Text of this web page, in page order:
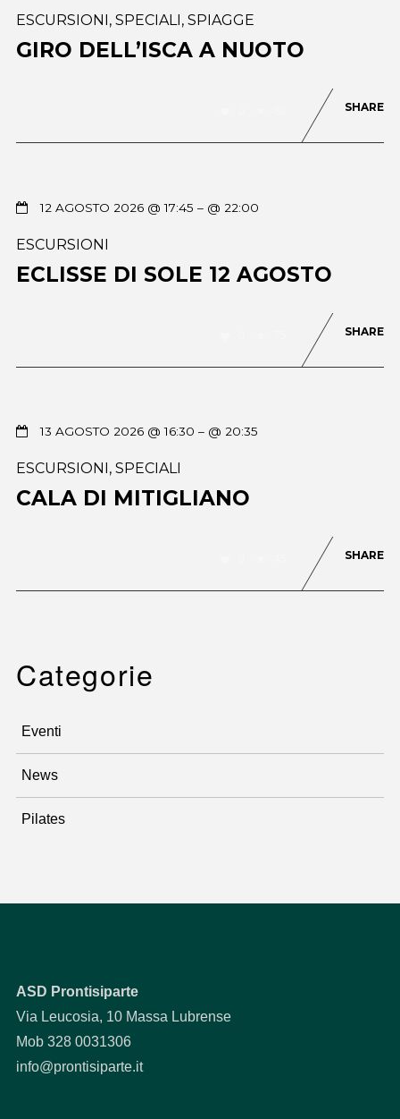
ESCURSIONI, SPECIALI, SPIAGGE
GIRO DELL’ISCA A NUOTO
SHARE
12 AGOSTO 2026 @ 17:45 – @ 22:00
ESCURSIONI
ECLISSE DI SOLE 12 AGOSTO
SHARE
13 AGOSTO 2026 @ 16:30 – @ 20:35
ESCURSIONI, SPECIALI
CALA DI MITIGLIANO
SHARE
Categorie
Eventi
News
Pilates
ASD Prontisiparte
Via Leucosia, 10 Massa Lubrense
Mob 328 0031306
info@prontisiparte.it